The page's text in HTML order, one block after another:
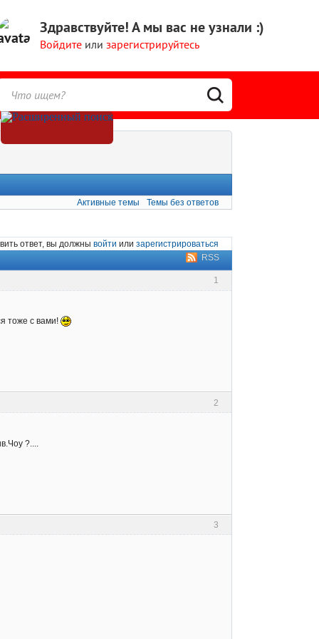
Здравствуйте!А мы вас не узнали :)
Войдите или зарегистрируйтесь
Активные темы Темы без ответов
ответ, вы должны войти или зарегистрироваться
RSS
1
тоже с вами!
2
?....
3